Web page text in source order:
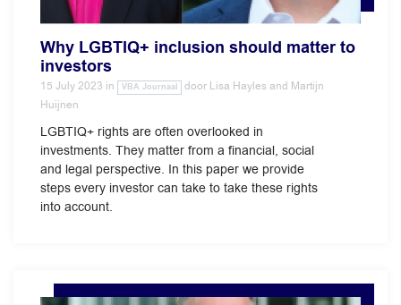
Why LGBTIQ+ inclusion should matter to
investors
15 July 2023 in VBA Journaal door Lisa Hayles and Martijn
Huijnen
LGBTIQ+ rights are often overlooked in
investments. They matter from a financial, social
and legal perspective. In this paper we provide
steps every investor can take to take these rights
into account.